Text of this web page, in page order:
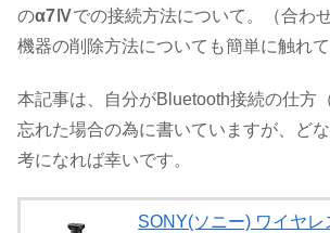
のα7Ⅳでの接続方法について。（合わ
機器の削除方法についても簡単に触れて
本記事は、自分がBluetooth接続の仕方
忘れた場合の為に書いていますが、ど
考になれば幸いです。
SONY(ソニー) ワイヤレ